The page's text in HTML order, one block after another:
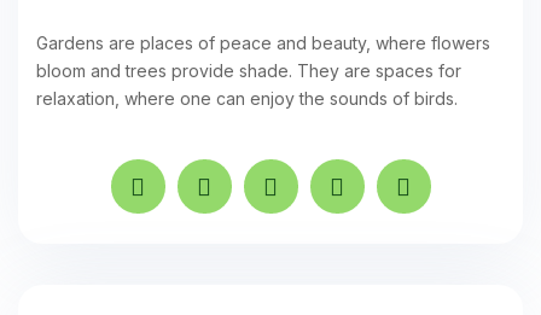
Gardens are places of peace and beauty, where flowers
bloom and trees provide shade. They are spaces for
relaxation, where one can enjoy the sounds of birds.